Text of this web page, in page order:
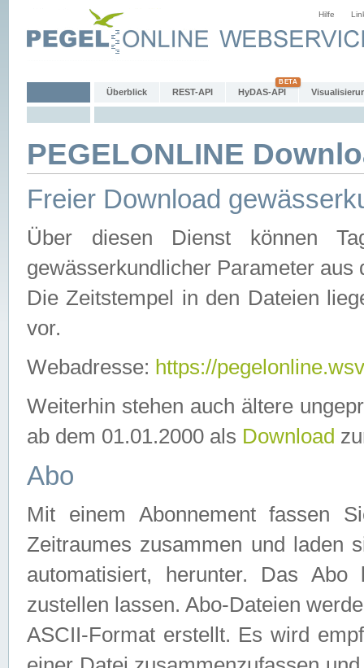
Hilfe
Überblick REST-API HyDAS-API
PEGELONLINE
Freier Download
Über diesen Dienst können
gewässerkundlicher Parameter aus
Die Zeitstempel in den Dateien
vor.
Webadresse: https://
Weiterhin stehen auch ältere
ab dem 01.01.2000 als Download
Abo
Mit einem Abonnement fassen
Zeitraumes zusammen und laden
automatisiert, herunter. Das
zustellen lassen. Abo-Dateien
ASCII-Format erstellt. Es wird